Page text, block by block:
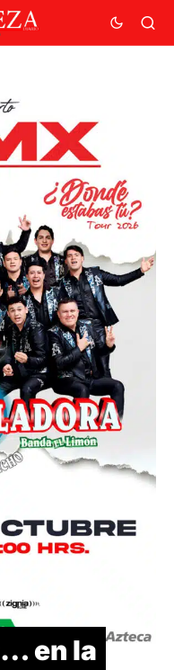
en la